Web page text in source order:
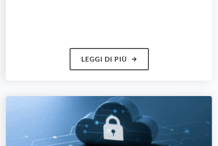
LEGGI DI PIÙ